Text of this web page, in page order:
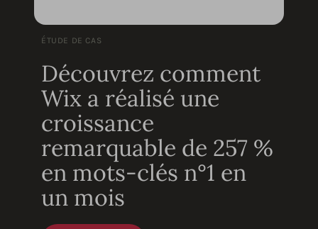
ÉTUDE DE CAS
Découvrez comment
Wix a réalisé une
croissance
remarquable de 257 %
en mots-clés n°1 en
un mois